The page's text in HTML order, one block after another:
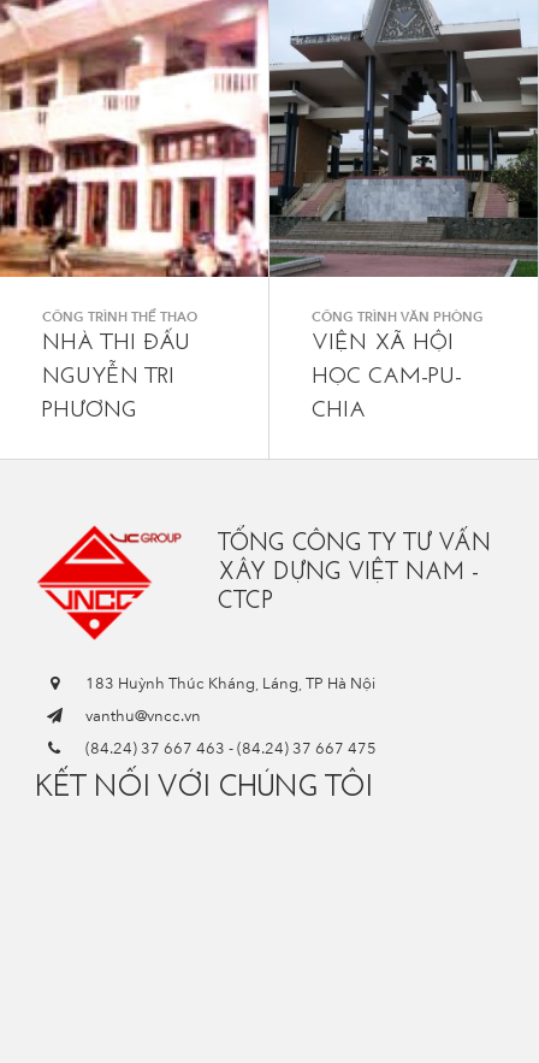
CÔNG TRÌNH THỂ THAO
NHÀ THI ĐẤU
NGUYỄN TRI
PHƯƠNG
CÔNG TRÌNH VĂN PHÒNG
VIỆN XÃ HỘI
HỌC CAM-PU-
CHIA
TỔNG CÔNG TY TƯ VẤN
XÂY DỰNG VIỆT NAM -
CTCP
183 Huỳnh Thúc Kháng, Láng, TP Hà Nội
vanthu@vncc.vn
(84.24) 37 667 463 -(84.24) 37 667 475
KẾT NỐI VỚI CHÚNG TÔI